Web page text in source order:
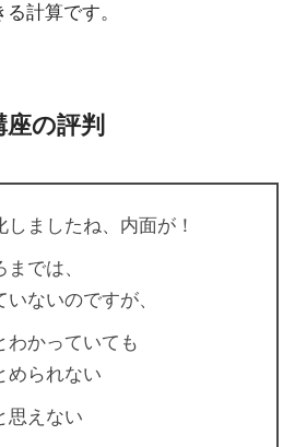
計算です。
の評判
ましたね、内面が！
では、
いないのですが、
わかっていても
められない
思えない